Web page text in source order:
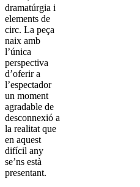
dramatúrgia i
elements de
circ. La peça
naix amb
l’única
perspectiva
d’oferir a
l’espectador
un moment
agradable de
desconnexió a
la realitat que
en aquest
difícil any
se’ns està
presentant.